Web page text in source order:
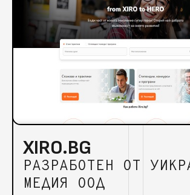
XIRO.BG
РАЗРАБОТЕН ОТ
МЕДИЯ ООД